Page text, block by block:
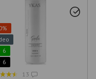
6
6
13